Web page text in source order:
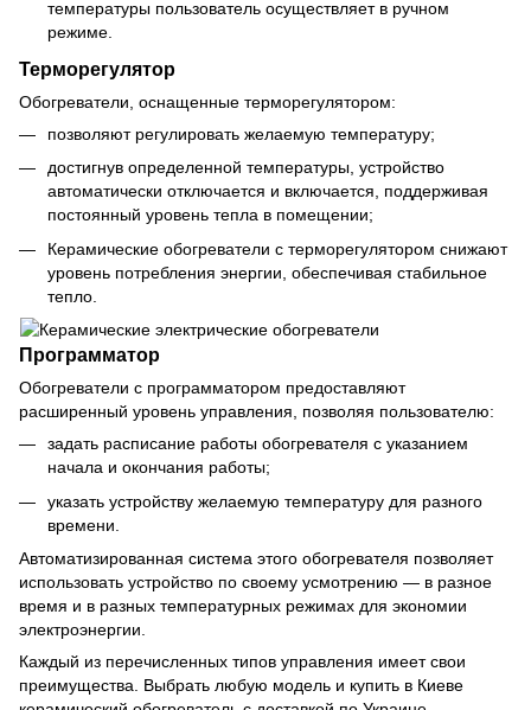
температуры пользователь осуществляет в ручном
режиме.
Терморегулятор
Обогреватели, оснащенные терморегулятором:
позволяют регулировать желаемую температуру;
достигнув определенной температуры, устройство
автоматически отключается и включается, поддерживая
постоянный уровень тепла в помещении;
Керамические обогреватели с терморегулятором снижают
уровень потребления энергии, обеспечивая стабильное
тепло.
Программатор
Обогреватели с программатором предоставляют
расширенный уровень управления, позволяя пользователю:
задать расписание работы обогревателя с указанием
начала и окончания работы;
указать устройству желаемую температуру для разного
времени.
Автоматизированная система этого обогревателя позволяет
использовать устройство по своему усмотрению — в разное
время и в разных температурных режимах для экономии
электроэнергии.
Каждый из перечисленных типов управления имеет свои
преимущества. Выбрать любую модель и купить в Киеве